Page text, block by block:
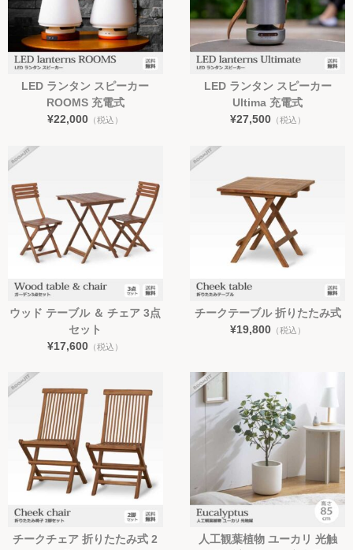
よくある質問
お問い合わせ
LED ランタン スピーカー
ROOMS 充電式
¥22,000 （税込）
LED ランタン スピーカー
Ultima 充電式
¥27,500（税込）
ウッド テーブル ＆ チェア 3点
セット
¥17,600 （税込）
チークテーブル 折りたたみ式
¥19,800（税込）
チークチェア 折りたたみ式 2
人工観葉植物 ユーカリ 光触